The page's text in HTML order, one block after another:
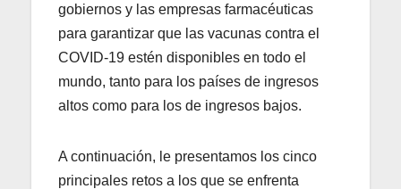
gobiernos y las empresas farmacéuticas
para garantizar que las vacunas contra el
COVID-19 estén disponibles en todo el
mundo, tanto para los países de ingresos
altos como para los de ingresos bajos.
A continuación, le presentamos los cinco
principales retos a los que se enfrenta